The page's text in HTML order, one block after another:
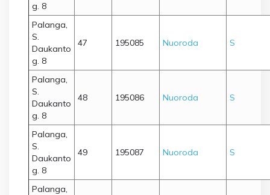
g. 8
Palanga,
S.
Daukanto
g. 8
47 195085 Nuoroda S
Palanga,
S.
Daukanto
g. 8
48 195086 Nuoroda S
Palanga,
S.
Daukanto
g. 8
49 195087 Nuoroda S
Palanga,